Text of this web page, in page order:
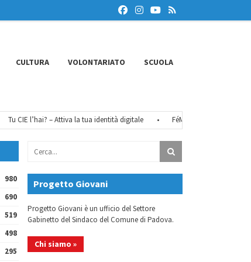
CULTURA VOLONTARIATO SCUOLA
Tu CIE l’hai? – Attiva la tua identità digitale FéMO 2026 – Il bando
980
690
519
498
295
Progetto Giovani
Progetto Giovani è un ufficio del Settore
Gabinetto del Sindaco del Comune di Padova.
Chi siamo »